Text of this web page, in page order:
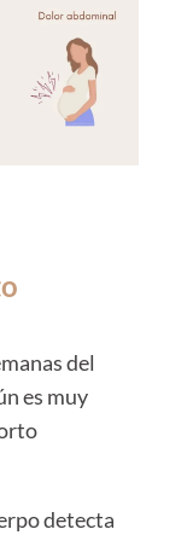
del
es muy
detecta